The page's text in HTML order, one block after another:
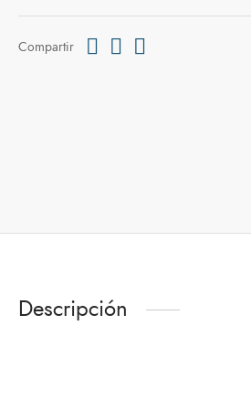
Compartir
Descripción